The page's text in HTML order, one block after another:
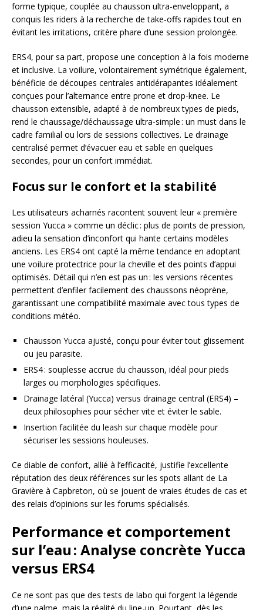
forme typique, couplée au chausson ultra-enveloppant, a
conquis les riders à la recherche de take-offs rapides tout en
évitant les irritations, critère phare d’une session prolongée.
ERS4, pour sa part, propose une conception à la fois moderne
et inclusive. La voilure, volontairement symétrique également,
bénéficie de découpes centrales antidérapantes idéalement
conçues pour l’alternance entre prone et drop-knee. Le
chausson extensible, adapté à de nombreux types de pieds,
rend le chaussage/déchaussage ultra-simple : un must dans le
cadre familial ou lors de sessions collectives. Le drainage
centralisé permet d’évacuer eau et sable en quelques
secondes, pour un confort immédiat.
Focus sur le confort et la stabilité
Les utilisateurs acharnés racontent souvent leur « première
session Yucca » comme un déclic : plus de points de pression,
adieu la sensation d’inconfort qui hante certains modèles
anciens. Les ERS4 ont capté la même tendance en adoptant
une voilure protectrice pour la cheville et des points d’appui
optimisés. Détail qui n’en est pas un : les versions récentes
permettent d’enfiler facilement des chaussons néoprène,
garantissant une compatibilité maximale avec tous types de
conditions météo.
Chausson Yucca ajusté, conçu pour éviter tout glissement
ou jeu parasite.
ERS4 : souplesse accrue du chausson, idéal pour pieds
larges ou morphologies spécifiques.
Drainage latéral (Yucca) versus drainage central (ERS4) –
deux philosophies pour sécher vite et éviter le sable.
Insertion facilitée du leash sur chaque modèle pour
sécuriser les sessions houleuses.
Ce diable de confort, allié à l’efficacité, justifie l’excellente
réputation des deux références sur les spots allant de La
Gravière à Capbreton, où se jouent de vraies études de cas et
des relais d’opinions sur les forums spécialisés.
Performance et comportement
sur l’eau : Analyse concrète Yucca
versus ERS4
Ce ne sont pas que des tests de labo qui forgent la légende